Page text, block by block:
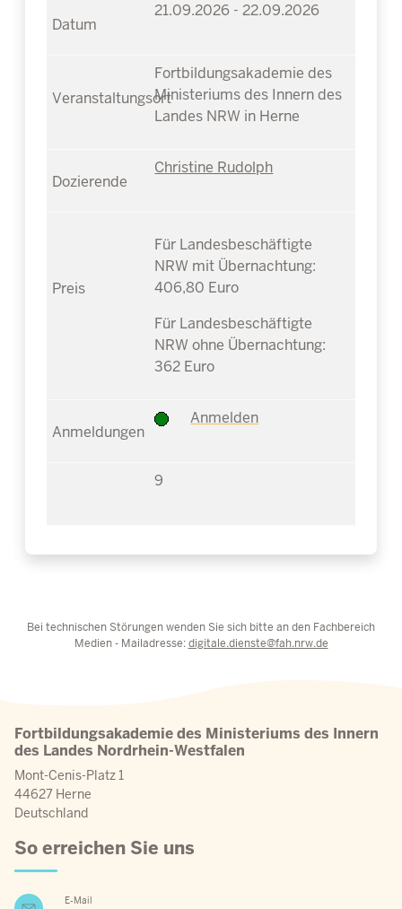
21.09.2026 - 22.09.2026
Fortbildungsakademie des
Ministeriums des Innern des
Landes NRW in Herne
Christine Rudolph
Für Landesbeschäftigte
NRW mit Übernachtung:
406,80 Euro
Für Landesbeschäftigte
NRW ohne Übernachtung:
362 Euro
Anmelden
9
Bei technischen Störungen wenden Sie sich bitte an den Fachbereich
Medien - Mailadresse:digitale.dienste@fah.nrw.de
Fortbildungsakademie des Ministeriums des Innern
des Landes Nordrhein-Westfalen
Mont-Cenis-Platz 1
44627 Herne
Deutschland
So erreichen Sie uns
E-Mail